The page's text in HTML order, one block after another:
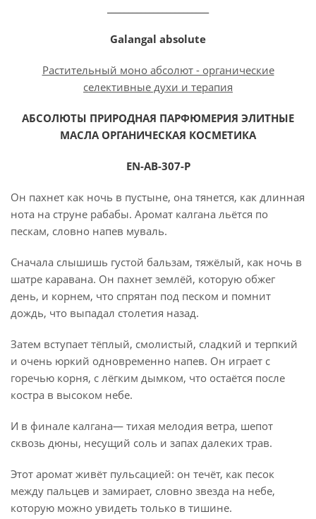
Galangal absolute
Растительный моно абсолют - органические
селективные духи и терапия
АБСОЛЮТЫ ПРИРОДНАЯ ПАРФЮМЕРИЯ ЭЛИТНЫЕ
МАСЛА ОРГАНИЧЕСКАЯ КОСМЕТИКА
EN-AB-307-P
Он пахнет как ночь в пустыне, она тянется, как длинная
нота на струне рабабы. Аромат калгана льётся по
пескам, словно напев муваль.
Сначала слышишь густой бальзам, тяжёлый, как ночь в
шатре каравана. Он пахнет землёй, которую обжег
день, и корнем, что спрятан под песком и помнит
дождь, что выпадал столетия назад.
Затем вступает тёплый, смолистый, сладкий и терпкий
и очень юркий одновременно напев. Он играет с
горечью корня, с лёгким дымком, что остаётся после
костра в высоком небе.
И в финале калгана— тихая мелодия ветра, шепот
сквозь дюны, несущий соль и запах далеких трав.
Этот аромат живёт пульсацией: он течёт, как песок
между пальцев и замирает, словно звезда на небе,
которую можно увидеть только в тишине.